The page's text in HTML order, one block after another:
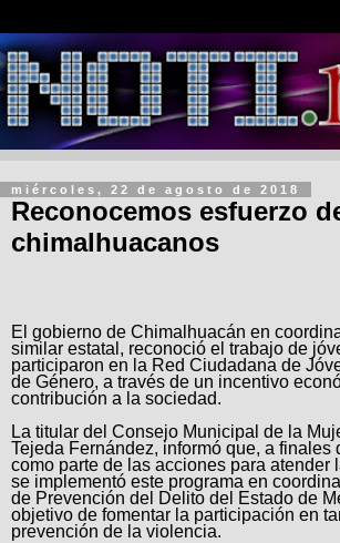
miércoles, 22 de agosto de 2018
Reconocemos esfuerzo
chimalhuacanos
El gobierno de Chimalhuacán en
similar estatal, reconoció el trabajo de
participaron en la Red Ciudadana de
de Género, a través de un incentivo
contribución a la sociedad.
La titular del Consejo Municipal de la
Tejeda Fernández, informó que, a finales
como parte de las acciones para atender
se implementó este programa en
de Prevención del Delito del Estado de
objetivo de fomentar la participación en
prevención de la violencia.